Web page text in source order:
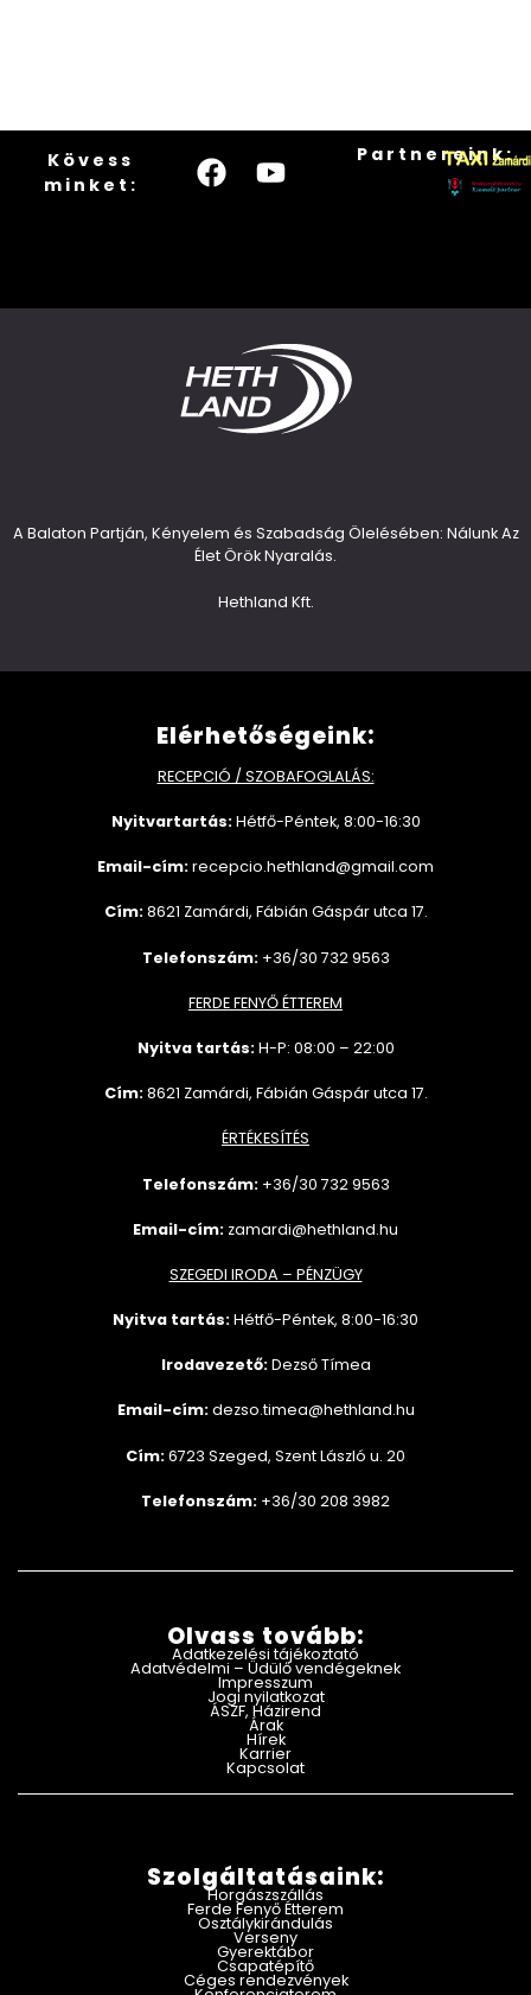
Kövess
minket:
Partnereink:
A Balaton Partján, Kényelem és Szabadság Ölelésében: Nálunk Az
Élet Örök Nyaralás.
Hethland Kft.
Elérhetőségeink:
RECEPCIÓ / SZOBAFOGLALÁS:
Nyitvartartás:Hétfő-Péntek, 8:00-16:30
Email-cím:recepcio.hethland@gmail.com
Cím:8621 Zamárdi, Fábián Gáspár utca 17.
Telefonszám: +36/30 732 9563
FERDE FENYŐ ÉTTEREM
Nyitva tartás:H-P: 08:00 – 22:00
Cím:8621 Zamárdi, Fábián Gáspár utca 17.
ÉRTÉKESÍTÉS
Telefonszám: +36/30 7329563
Email-cím: zamardi@hethland.hu
SZEGEDI IRODA – PÉNZÜGY
Nyitva tartás:Hétfő-Péntek, 8:00-16:30
Irodavezető:Dezső Tímea
Email-cím: dezso.timea@hethland.hu
Cím:6723 Szeged, Szent László u. 20
Telefonszám: +36/30 208 3982
Olvass tovább:
Adatkezelési tájékoztató
Adatvédelmi – Üdülő vendégeknek
Impresszum
Jogi nyilatkozat
ÁSZF, Házirend
Árak
Hírek
Karrier
Kapcsolat
Szolgáltatásaink:
Horgászszállás
Ferde Fenyő Étterem
Osztálykirándulás
Verseny
Gyerektábor
Csapatépítő
Céges rendezvények